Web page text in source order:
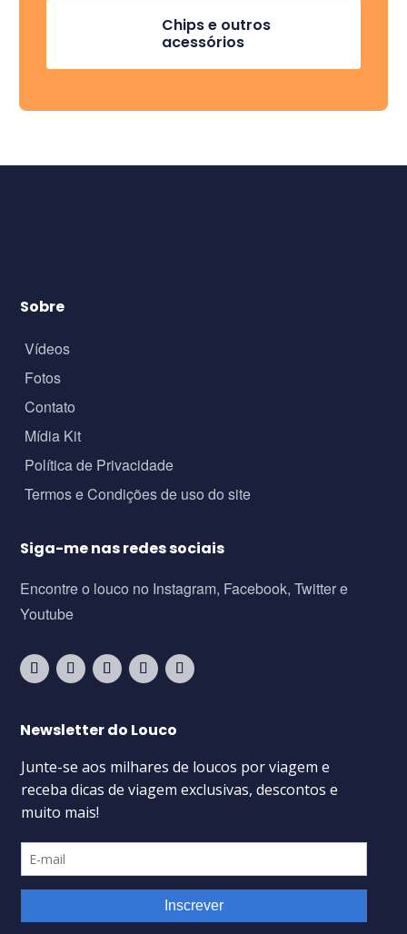
Chips e outros
acessórios
Sobre
Vídeos
Fotos
Contato
Mídia Kit
Política de Privacidade
Termos e Condições de uso do site
Siga-me nas redes sociais
Encontre o louco no Instagram, Facebook, Twitter e
Youtube
Newsletter do Louco